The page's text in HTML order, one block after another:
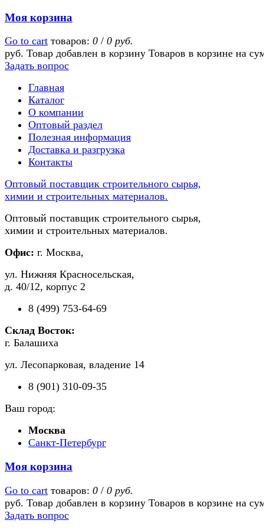
Моя корзина
Go to cart товаров: 0 / 0 руб.
руб. Товар добавлен в корзину Товаров в корзине на
Задать вопрос
Главная
Каталог
О компании
Оптовый раздел
Полезная информация
Доставка и разгрузка
Контакты
Оптовый поставщик строительного сырья,
химии и строительных материалов.
Оптовый поставщик строительного сырья,
химии и строительных материалов.
Офис: г. Москва,
ул. Нижняя Красносельская,
д. 40/12, корпус 2
8 (499) 753-64-69
Склад Восток:
г. Балашиха
ул. Лесопарковая, владение 14
8 (901) 310-09-35
Ваш город:
Москва
Санкт-Петербург
Моя корзина
Go to cart товаров: 0 / 0 руб.
руб. Товар добавлен в корзину Товаров в корзине на
Задать вопрос